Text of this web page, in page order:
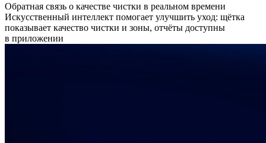
Обратная связь о качестве чистки в реальном времени
Искусственный интеллект помогает улучшить уход: щётка
показывает качество чистки и зоны, отчёты доступны
в приложении